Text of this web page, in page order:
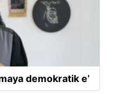
demokratik e’